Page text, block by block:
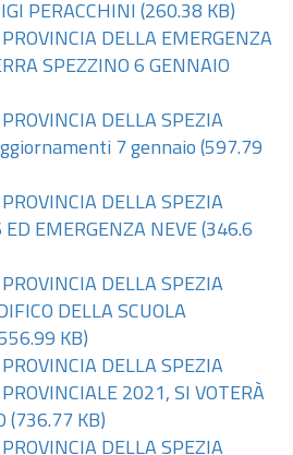
PERACCHINI (260.38 KB)
DELLA EMERGENZA
SPEZZINO 6 GENNAIO
DELLA SPEZIA
7 gennaio (597.79
DELLA SPEZIA
EMERGENZA NEVE (346.6
DELLA SPEZIA
DELLA SCUOLA
KB)
DELLA SPEZIA
2021, SI VOTERÀ
(736.77 KB)
DELLA SPEZIA